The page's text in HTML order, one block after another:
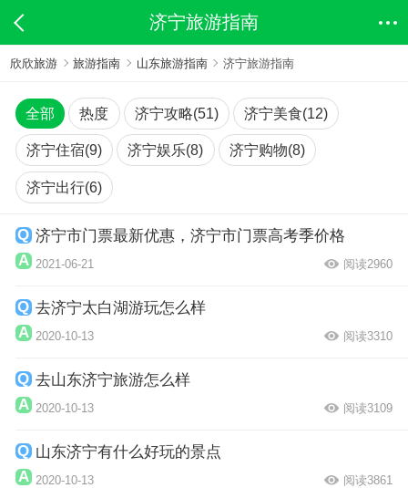
济宁旅游指南
欣欣旅游 旅游指南 山东旅游指南 济宁旅游指南
全部 热度 济宁攻略(51) 济宁美食(12)
济宁住宿(9) 济宁娱乐(8) 济宁购物(8)
济宁出行(6)
济宁市门票最新优惠，济宁市门票高考季价格
2021-06-21 阅读2960
去济宁太白湖游玩怎么样
2020-10-13 阅读3310
去山东济宁旅游怎么样
2020-10-13 阅读3109
山东济宁有什么好玩的景点
2020-10-13 阅读3861